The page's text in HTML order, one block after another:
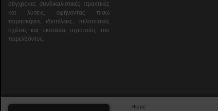
σύγχρονες συνδικαλιστικές πρακτικές
και λύσεις, αφήνοντας πίσω
παρασκήνια, ιδιοτέλειες, πελατειακές
σχέσεις και σκοτεινές ατραπούς του
παρελθόντος.
Home